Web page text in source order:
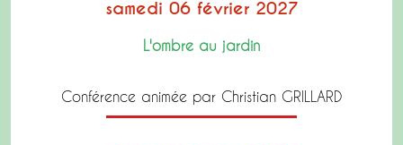
samedi 06 février 2027
L'ombre au jardin
Conférence animée par Christian GRILLARD